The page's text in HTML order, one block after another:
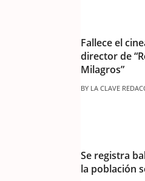
Fallece el
director de
Milagros”
BY LA CLAVE
Se registra
la población